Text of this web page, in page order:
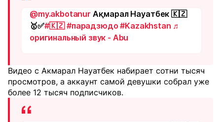
@my.akbotanur Ақмарал Науатбек 🇰🇿
🥇✅#🇰🇿#парадзюдо #Kazakhstan ♬
оригинальный звук - Abu
Видео с Акмарал Науатбек набирает сотни тысяч
просмотров, а аккаунт самой девушки собрал уже
более 12 тысяч подписчиков.